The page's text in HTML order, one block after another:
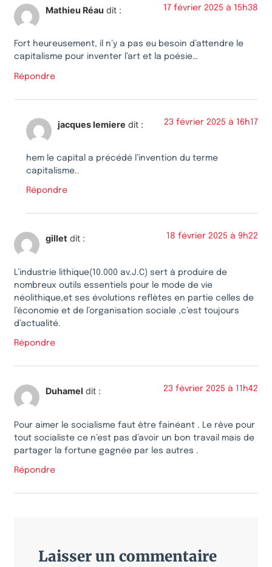
Mathieu Réau dit : 17 février 2025 à 15h38
Fort heureusement, il n’y a pas eu besoin d’attendre le
capitalisme pour inventer l’art et la poésie…
Répondre
jacques lemiere dit : 23 février 2025 à 16h17
hem le capital a précédé l’invention du terme
capitalisme..
Répondre
gillet dit : 18 février 2025 à 9h22
L’industrie lithique(10.000 av.J.C) sert à produire de
nombreux outils essentiels pour le mode de vie
néolithique,et ses évolutions reflètes en partie celles de
l’économie et de l’organisation sociale ,c’est toujours
d’actualité.
Répondre
Duhamel dit : 23 février 2025 à 11h42
Pour aimer le socialisme faut être fainéant . Le rêve pour
tout socialiste ce n’est pas d’avoir un bon travail mais de
partager la fortune gagnée par les autres .
Répondre
Laisser un commentaire